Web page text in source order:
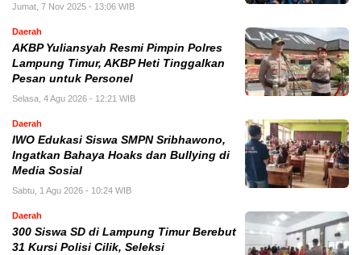
Jumat, 7 Nov 2025 - 13:06 WIB
Daerah
AKBP Yuliansyah Resmi Pimpin Polres
Lampung Timur, AKBP Heti Tinggalkan
Pesan untuk Personel
Selasa, 4 Agu 2026 - 12:21 WIB
Daerah
IWO Edukasi Siswa SMPN Sribhawono,
Ingatkan Bahaya Hoaks dan Bullying di
Media Sosial
Sabtu, 1 Agu 2026 - 10:24 WIB
Daerah
300 Siswa SD di Lampung Timur Berebut
31 Kursi Polisi Cilik, Seleksi